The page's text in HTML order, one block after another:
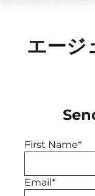
エージ
First Name*
Email*